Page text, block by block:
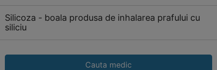
Silicoza - boala produsa de inhalarea prafului cu
siliciu
Cauta medic